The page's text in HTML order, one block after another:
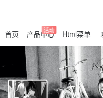
首页 产品中心
活动 Html菜单